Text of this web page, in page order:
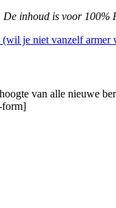
De inhoud is voor 100%
je niet vanzelf armer
van alle nieuwe
form]